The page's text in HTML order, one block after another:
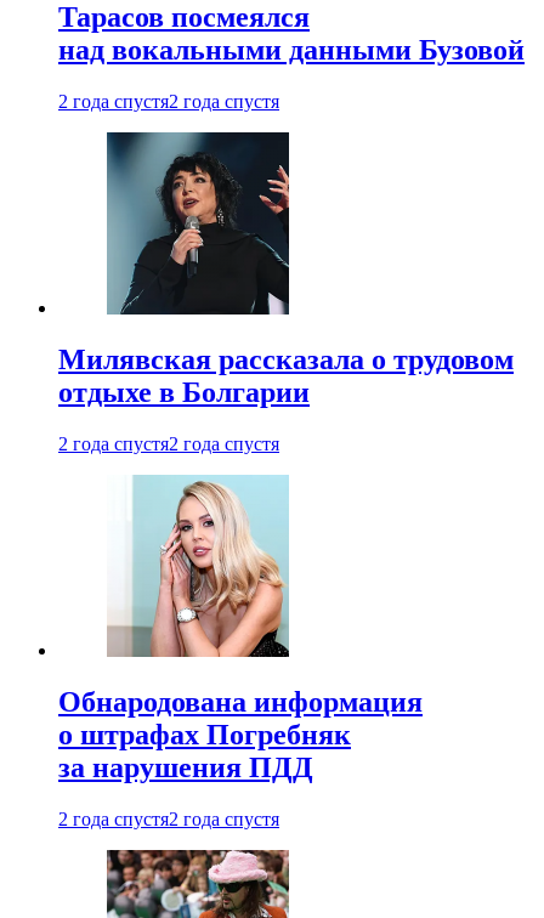
Тарасов посмеялся
над вокальными данными Бузовой
2 года спустя2 года спустя
Милявская рассказала о трудовом
отдыхе в Болгарии
2 года спустя2 года спустя
Обнародована информация
о штрафах Погребняк
за нарушения ПДД
2 года спустя2 года спустя